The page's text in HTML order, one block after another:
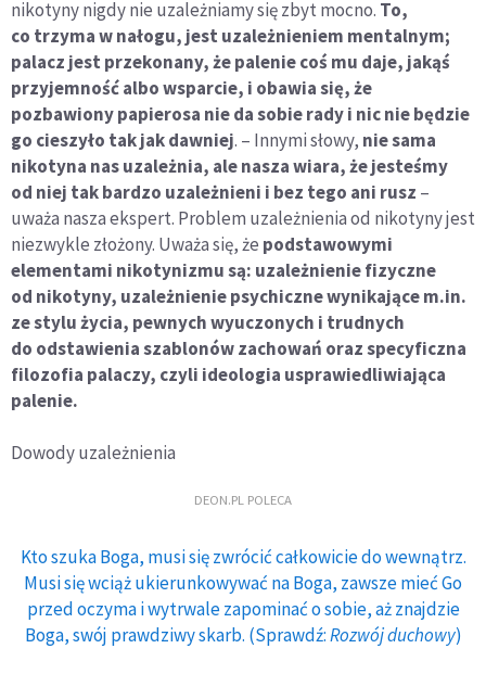
nikotyny nigdy nie uzależniamy się zbyt mocno. To,
co trzyma w nałogu, jest uzależnieniem mentalnym;
palacz jest przekonany, że palenie coś mu daje, jakąś
przyjemność albo wsparcie, i obawia się, że
pozbawiony papierosa nie da sobie rady i nic nie będzie
go cieszyło tak jak dawniej. – Innymi słowy, nie sama
nikotyna nas uzależnia, ale nasza wiara, że jesteśmy
od niej tak bardzo uzależnieni i bez tego ani rusz –
uważa nasza ekspert. Problem uzależnienia od nikotyny jest
niezwykle złożony. Uważa się, że podstawowymi
elementami nikotynizmu są: uzależnienie fizyczne
od nikotyny, uzależnienie psychiczne wynikające m.in.
ze stylu życia, pewnych wyuczonych i trudnych
do odstawienia szablonów zachowań oraz specyficzna
filozofia palaczy, czyli ideologia usprawiedliwiająca
palenie.
Dowody uzależnienia
DEON.PL POLECA
Kto szuka Boga, musi się zwrócić całkowicie do wewnątrz.
Musi się wciąż ukierunkowywać na Boga, zawsze mieć Go
przed oczyma i wytrwale zapominać o sobie, aż znajdzie
Boga, swój prawdziwy skarb. (Sprawdź:Rozwój duchowy)